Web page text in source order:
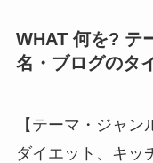
WHAT 何を? テ
名・ブログのタ
【テーマ・ジャン
ダイエット、キッ